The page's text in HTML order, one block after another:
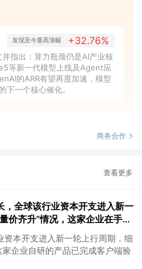
发现至今最高涨幅 +32.76%
指出：算力瓶颈仍是AI产业核
等新一代模型上线及Agent应
的ARR有望再度加速，模型
下一个核心催化。
商务合作
查看更多
，全球该行业资本开支进入新一
价齐升”情况，这家企业在手订
本开支进入新一轮上行周期，细
企业自研的产品已完成客户端验